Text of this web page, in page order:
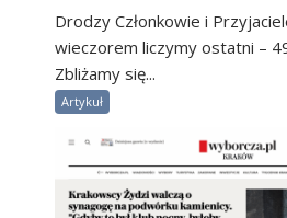
Drodzy Członkowie i
wieczorem liczymy ostatni –
Zbliżamy się...
Artykuł